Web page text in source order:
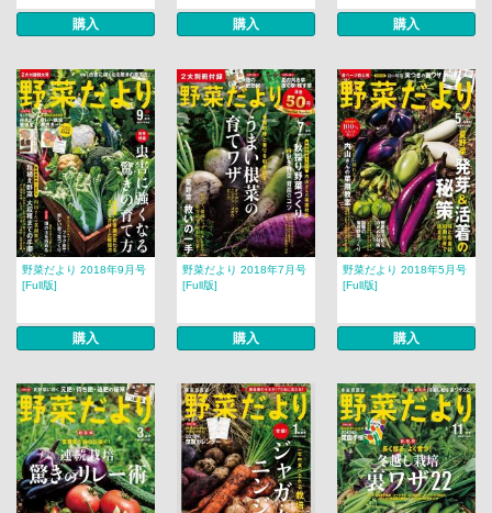
購入 購入 購入
野菜だより 2018年9月号
[Full版]
購入
野菜だより 2018年7月号
[Full版]
購入
野菜だより 2018年5月号
[Full版]
購入